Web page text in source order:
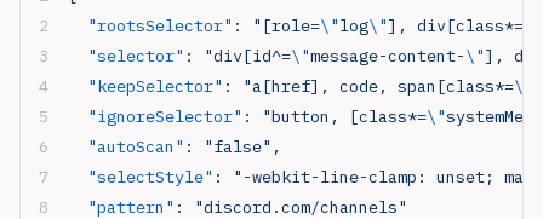
  "rootsSelector"
: "[role=\"log\"], div[class*=
  "selector"
: "div[id^=\"message-content-\"],
  "keepSelector"
: "a[href], code, span[class*=\"
  "ignoreSelector"
: "button, [class*=\"
  "autoScan"
: "false" ,
  "selectStyle"
:
"-webkit-line-clamp: unset;
  "pattern"
:
"discord.com/channels"